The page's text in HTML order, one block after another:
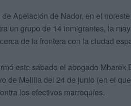
Apelación de Nador, en el
un grupo de 14 inmigrantes, la
de la frontera con la ciudad
este sábado el abogado
de Melilla del 24 de junio (en el
los efectivos marroquíes.